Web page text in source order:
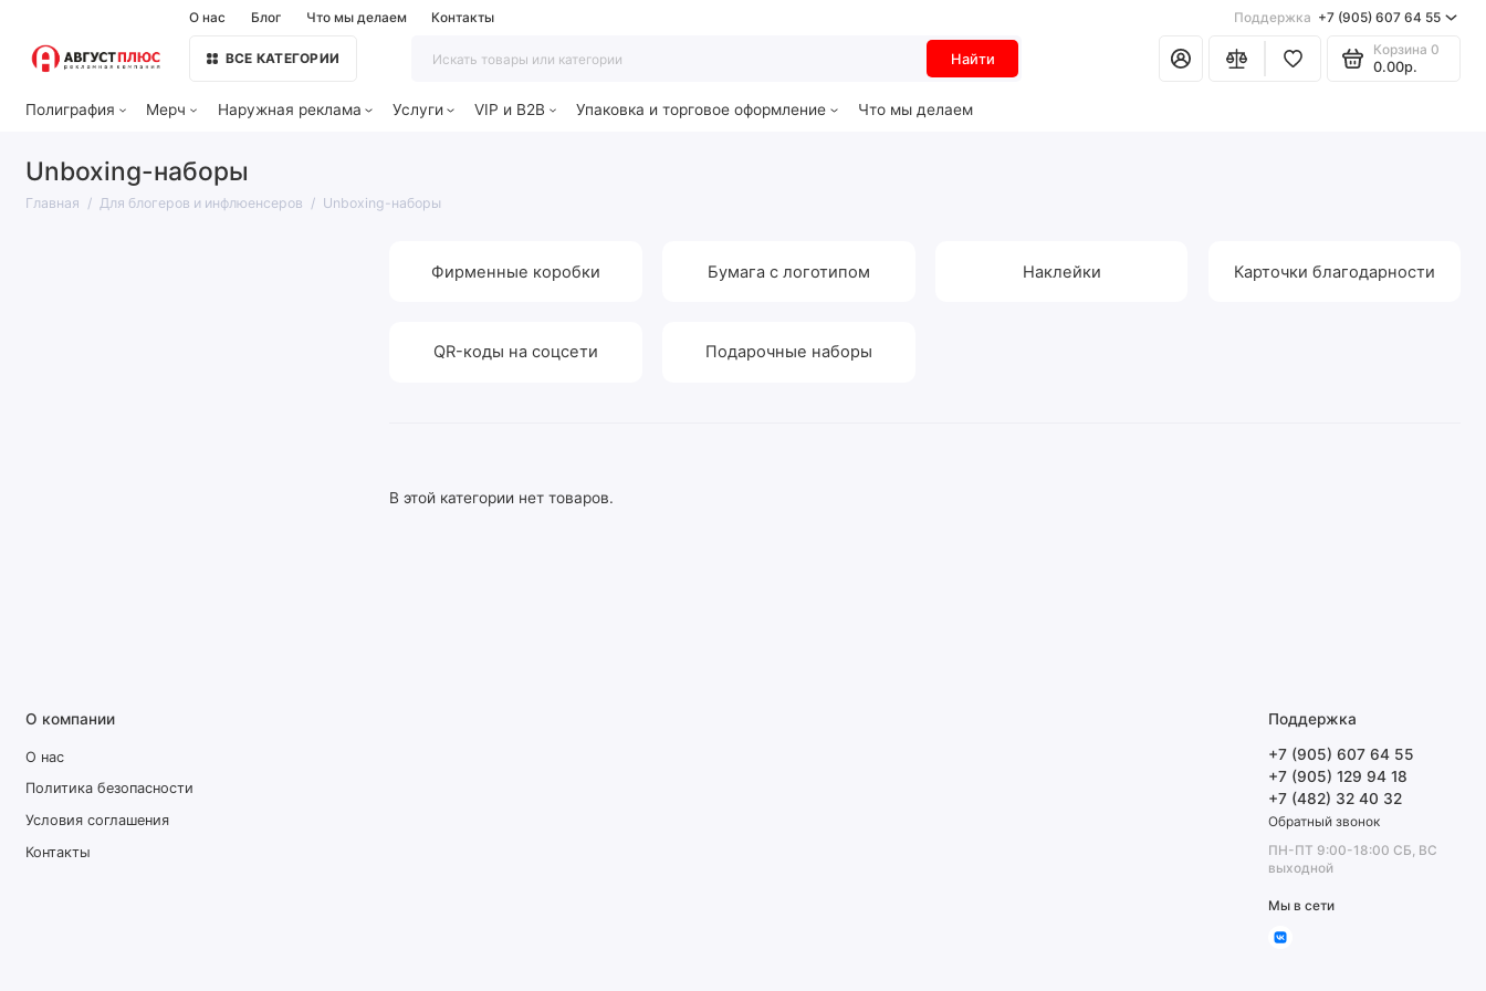
О нас Блог Что мы делаем Контакты Поддержка +7 (905) 607 64 55
ВСЕ КАТЕГОРИИ Найти
Корзина 0
0.00р.
Полиграфия Мерч Наружная реклама Услуги VIP и B2B Упаковка и торговое оформление Что мы делаем
Unboxing-наборы
Главная Для блогеров и инфлюенсеров Unboxing-наборы
Фирменные коробки Бумага с логотипом Наклейки Карточки благодарности
QR-коды на соцсети Подарочные наборы
В этой категории нет товаров.
О компании
О нас
Политика безопасности
Условия соглашения
Контакты
Поддержка
+7 (905) 607 64 55
+7 (905) 129 94 18
+7 (482) 32 40 32
Обратный звонок
ПН-ПТ 9:00-18:00 СБ, ВС
выходной
Мы в сети